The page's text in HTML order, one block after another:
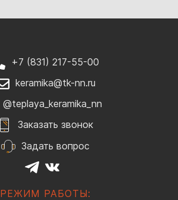
+7 (831) 217-55-00
keramika@tk-nn.ru
@teplaya_keramika_nn
Заказать звонок
Задать вопрос
РЕЖИМ РАБОТЫ: